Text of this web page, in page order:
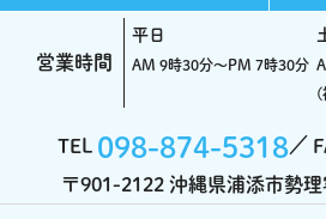
営業時間
平日
AM 9時30分～PM 7時30分
(
TEL 098-874-5318
〒901-2122 沖縄県浦添市勢